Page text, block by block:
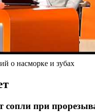
о насморке и зубах
сопли при